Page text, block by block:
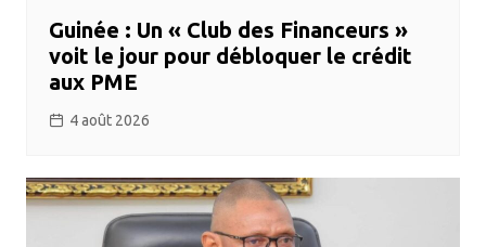
Guinée : Un « Club des Financeurs »
voit le jour pour débloquer le crédit
aux PME
4 août 2026